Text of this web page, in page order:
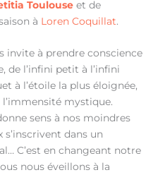
Toulouse et de
à Loren Coquillat.
invite à prendre conscience
de l’infini petit à l’infini
à l’étoile la plus éloignée,
l’immensité mystique.
sens à nos moindres
s’inscrivent dans un
C’est en changeant notre
nous éveillons à la